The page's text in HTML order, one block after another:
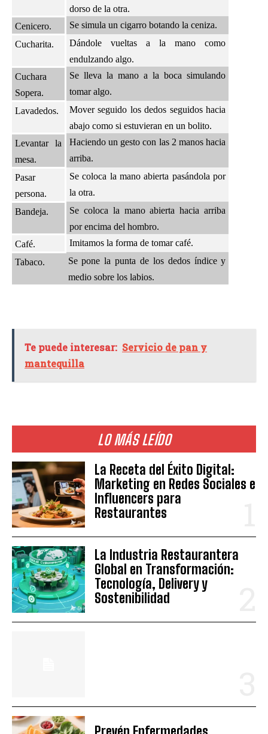
LO MÁS LEÍDO
La Receta del Éxito Digital:
Marketing en Redes Sociales e
Influencers para
Restaurantes
La Industria Restaurantera
Global en Transformación:
Tecnología, Delivery y
Sostenibilidad
dorso de la otra.
Cenicero.
Se simula un cigarro botando la ceniza.
Cucharita.
Dándole vueltas a la mano como
endulzando algo.
Cuchara
Sopera.
Se lleva la mano a la boca simulando
tomar algo.
Lavadedos.
Mover seguido los dedos seguidos hacia
abajo como si estuvieran en un bolito.
Levantar la
mesa.
Haciendo un gesto con las 2 manos hacia
arriba.
Pasar
persona.
Se coloca la mano abierta pasándola por
la otra.
Bandeja.
Se coloca la mano abierta hacia arriba
por encima del hombro.
Café.
Imitamos la forma de tomar café.
Tabaco.
Se pone la punta de los dedos índice y
medio sobre los labios.
Te puede interesar: Servicio de pan y
mantequilla